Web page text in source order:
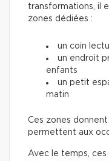
transformations, il
zones dédiées :
un coin
un endroit
enfants
un petit
matin
Ces zones
permettent aux
Avec le temps,